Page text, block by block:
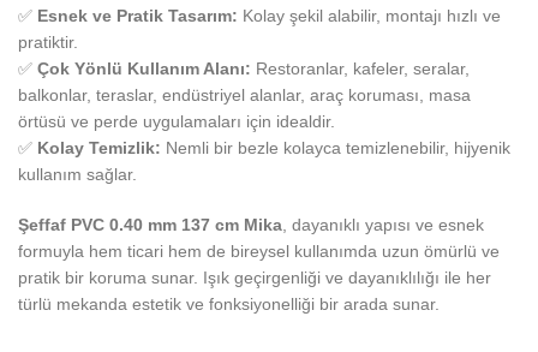
✅ Esnek ve Pratik Tasarım: Kolay şekil alabilir, montajı hızlı ve
pratiktir.
✅ Çok Yönlü Kullanım Alanı: Restoranlar, kafeler, seralar,
balkonlar, teraslar, endüstriyel alanlar, araç koruması, masa
örtüsü ve perde uygulamaları için idealdir.
✅ Kolay Temizlik: Nemli bir bezle kolayca temizlenebilir, hijyenik
kullanım sağlar.
Şeffaf PVC 0.40 mm 137 cm Mika , dayanıklı yapısı ve esnek
formuyla hem ticari hem de bireysel kullanımda uzun ömürlü ve
pratik bir koruma sunar. Işık geçirgenliği ve dayanıklılığı ile her
türlü mekanda estetik ve fonksiyonelliği bir arada sunar.